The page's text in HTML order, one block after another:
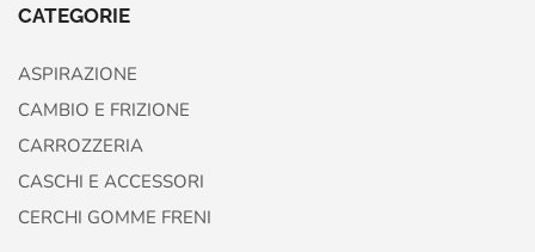
CATEGORIE
ASPIRAZIONE
CAMBIO E FRIZIONE
CARROZZERIA
CASCHI E ACCESSORI
CERCHI GOMME FRENI